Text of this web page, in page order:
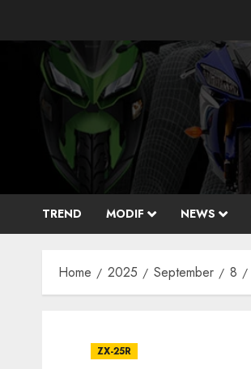
TREND MODIF NEWS
Home 2025 September 8
ZX-25R